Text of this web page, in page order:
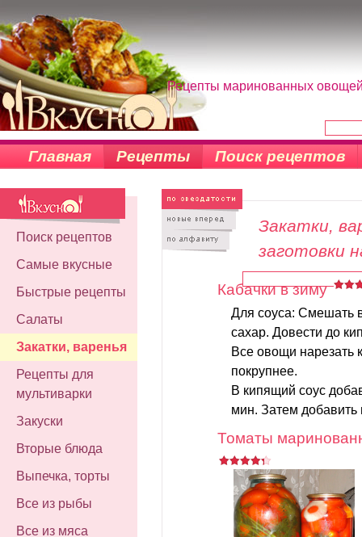
Рецепты маринованных
Главная Рецепты Поиск рецептов
Поиск рецептов
Самые вкусные
Быстрые рецепты
Салаты
Закатки, варенья
Рецепты для
мультиварки
Закуски
Вторые блюда
Выпечка, торты
Все из рыбы
Все из мяса
Закатки,
заготовки
Кабачки в зиму
Для соуса: Смешать
сахар. Довести до
Все овощи нарезать
покрупнее.
В кипящий соус
мин. Затем добавить
Томаты